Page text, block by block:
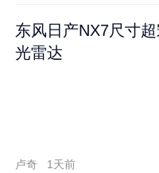
东风日产NX7尺寸
光雷达
卢奇 1天前